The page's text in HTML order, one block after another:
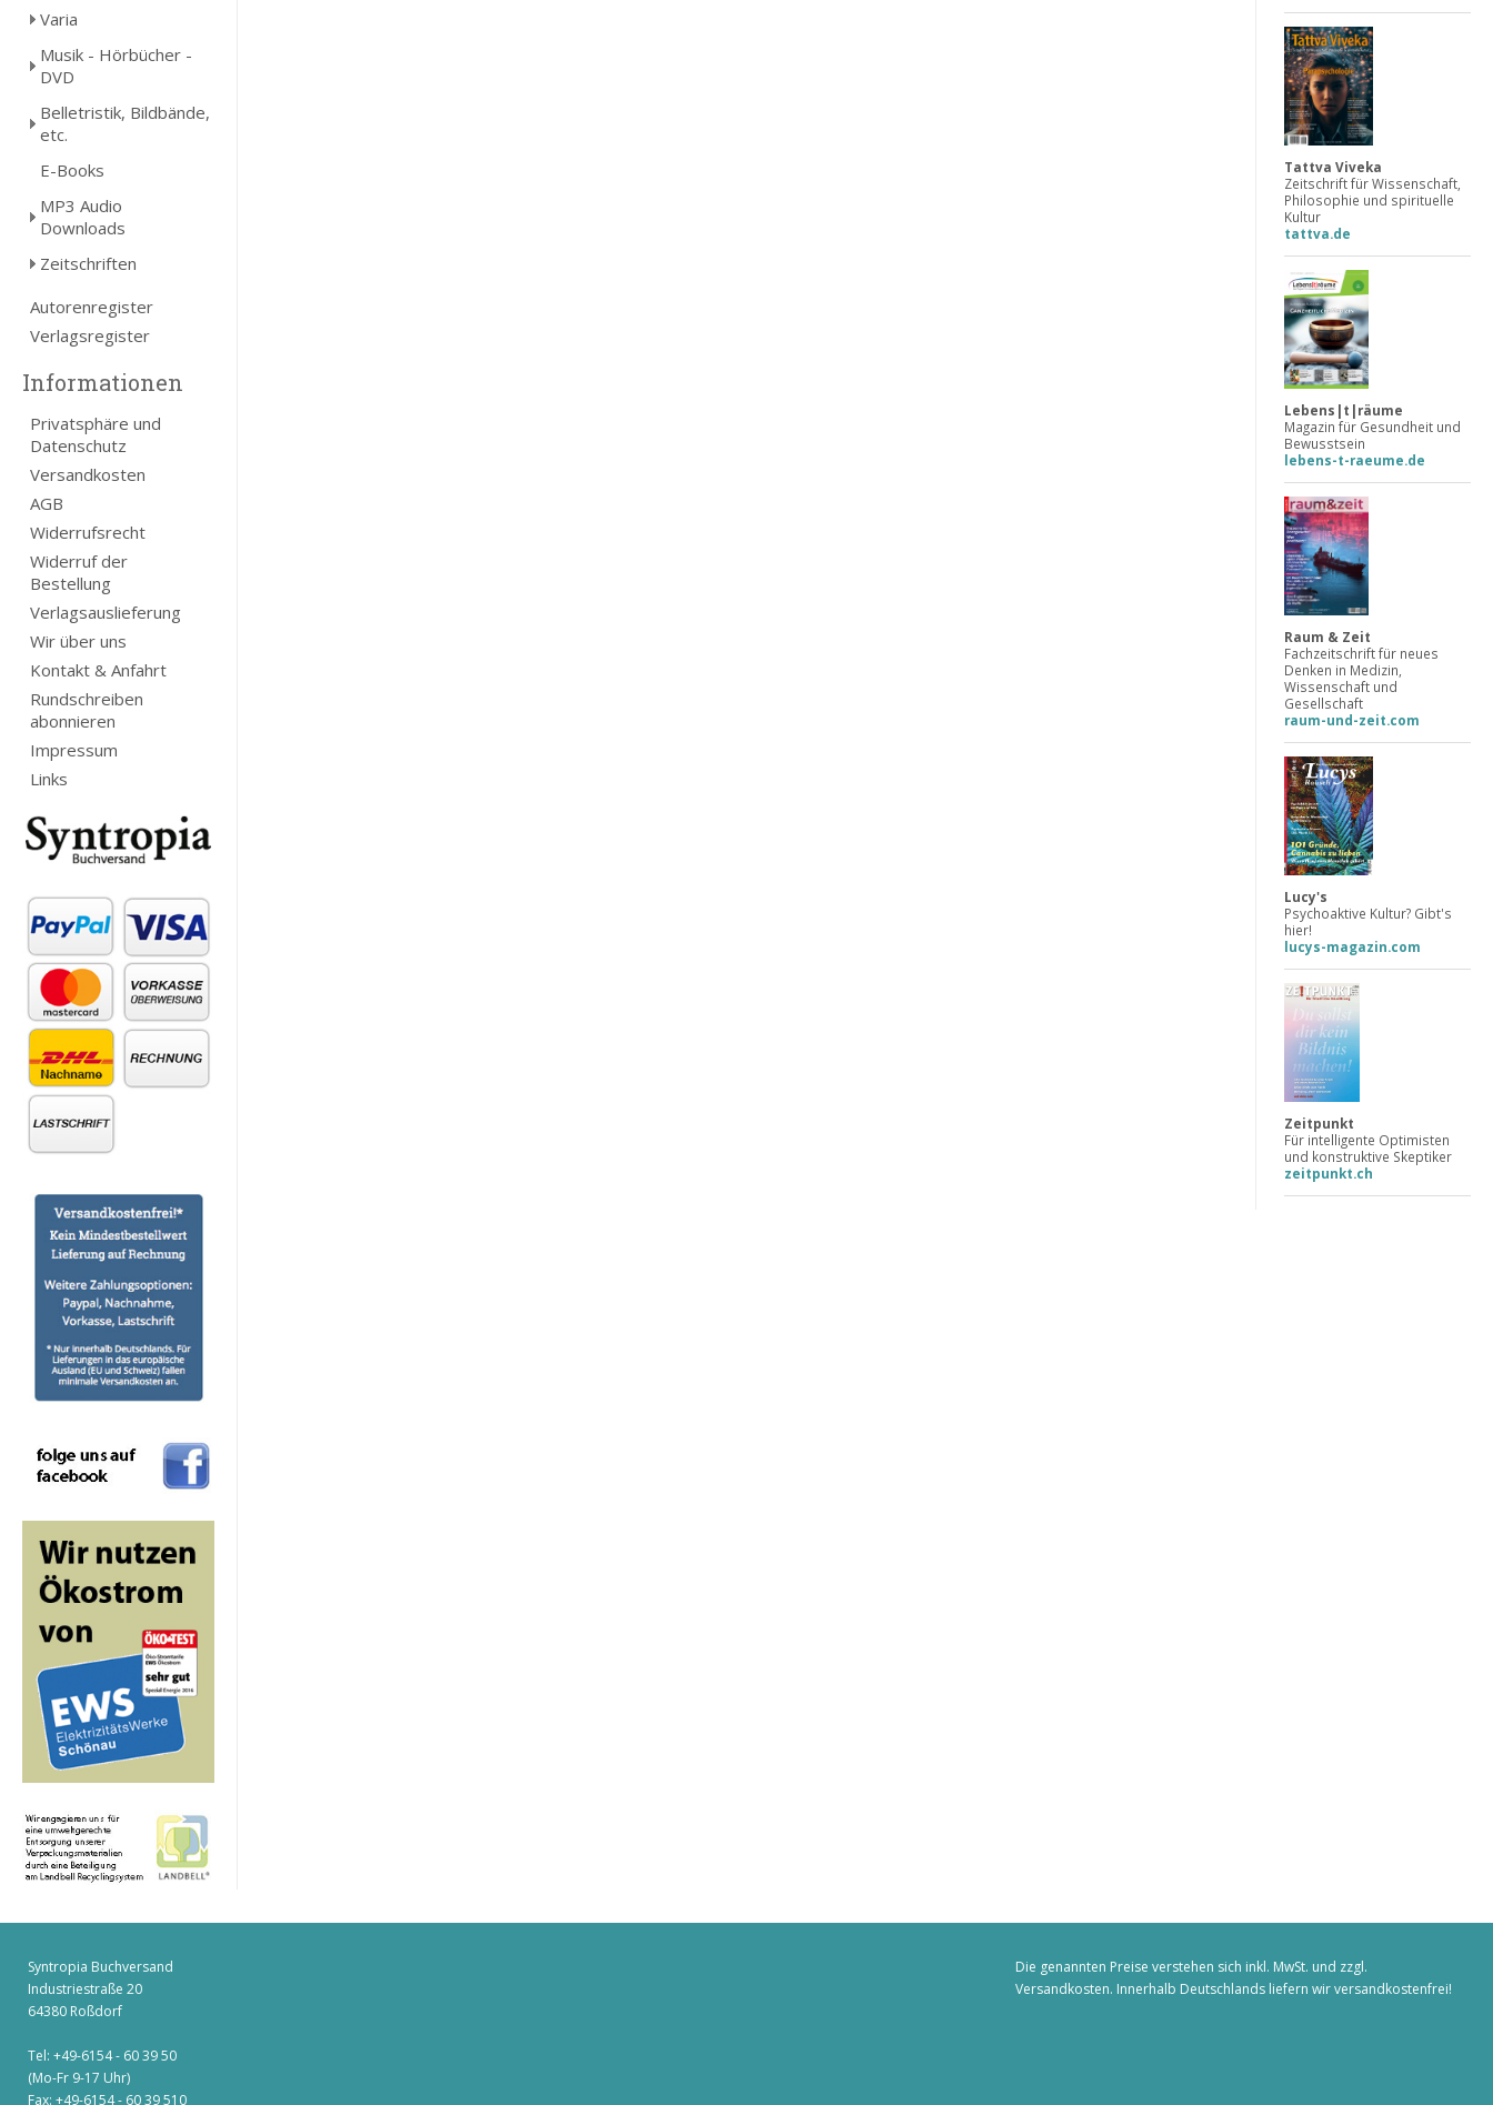
Varia
Musik - Hörbücher -
DVD
Belletristik, Bildbände,
etc.
E-Books
MP3 Audio
Downloads
Zeitschriften
Autorenregister
Verlagsregister
Informationen
Privatsphäre und
Datenschutz
Versandkosten
AGB
Widerrufsrecht
Widerruf der
Bestellung
Verlagsauslieferung
Wir über uns
Kontakt & Anfahrt
Rundschreiben
abonnieren
Impressum
Links
Tattva Viveka
Zeitschrift für Wissenschaft,
Philosophie und spirituelle
Kultur
tattva.de
Lebens|t|räume
Magazin für Gesundheit und
Bewusstsein
lebens-t-raeume.de
Raum & Zeit
Fachzeitschrift für neues
Denken in Medizin,
Wissenschaft und
Gesellschaft
raum-und-zeit.com
Lucy's
Psychoaktive Kultur? Gibt's
hier!
lucys-magazin.com
Zeitpunkt
Für intelligente Optimisten
und konstruktive Skeptiker
zeitpunkt.ch
Syntropia Buchversand
Industriestraße 20
64380 Roßdorf
Tel: +49-6154 - 60 39 50
(Mo-Fr 9-17 Uhr)
Fax: +49-6154 - 60 39 510
Die genannten Preise verstehen sich inkl. MwSt. und zzgl.
Versandkosten. Innerhalb Deutschlands liefern wir versandkostenfrei!